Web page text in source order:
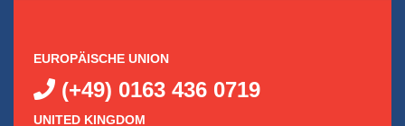
EUROPÄISCHE UNION
(+49) 0163 436 0719
UNITED KINGDOM